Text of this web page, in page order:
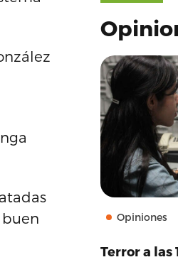
Opiniones
Terror a las